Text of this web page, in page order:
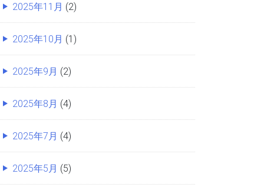
2025年11月 (2)
2025年10月 (1)
2025年9月 (2)
2025年8月 (4)
2025年7月 (4)
2025年5月 (5)